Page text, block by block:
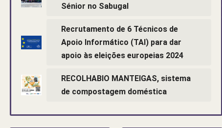
Sénior no Sabugal
Recrutamento de 6 Técnicos de
Apoio Informático (TAI) para dar
apoio às eleições europeias 2024
RECOLHABIO MANTEIGAS, sistema
de compostagem doméstica